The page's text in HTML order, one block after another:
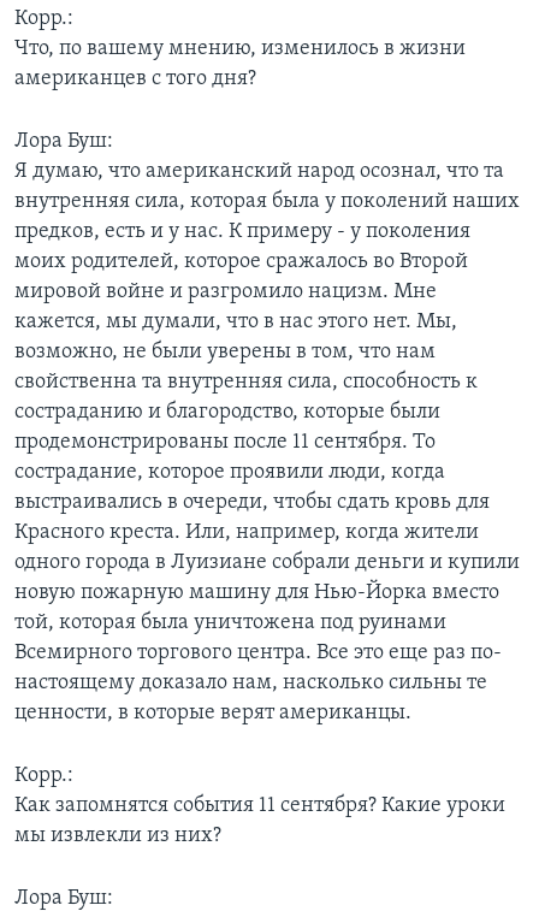
Корр.:
Что, по вашему мнению, изменилось в жизни
американцев с того дня?
Лора Буш:
Я думаю, что американский народ осознал, что та
внутренняя сила, которая была у поколений наших
предков, есть и у нас. К примеру - у поколения
моих родителей, которое сражалось во Второй
мировой войне и разгромило нацизм. Мне
кажется, мы думали, что в нас этого нет. Мы,
возможно, не были уверены в том, что нам
свойственна та внутренняя сила, способность к
состраданию и благородство, которые были
продемонстрированы после 11 сентября. То
сострадание, которое проявили люди, когда
выстраивались в очереди, чтобы сдать кровь для
Красного креста. Или, например, когда жители
одного города в Луизиане собрали деньги и купили
новую пожарную машину для Нью-Йорка вместо
той, которая была уничтожена под руинами
Всемирного торгового центра. Все это еще раз по-
настоящему доказало нам, насколько сильны те
ценности, в которые верят американцы.
Корр.:
Как запомнятся события 11 сентября? Какие уроки
мы извлекли из них?
Лора Буш: